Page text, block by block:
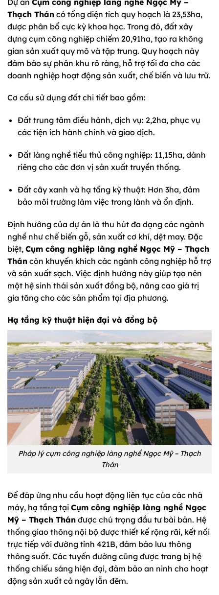
Thạch Thán có tổng diện tích quy hoạch là 23,53ha,
được phân bổ cực kỳ khoa học. Trong đó, đất xây
dựng cụm công nghiệp chiếm 20,91ha, tạo ra không
gian sản xuất quy mô và tập trung. Quy hoạch này
đảm bảo sự phân khu rõ ràng, hỗ trợ tối đa cho các
doanh nghiệp hoạt động sản xuất, chế biến và lưu trữ.
Cơ cấu sử dụng đất chi tiết bao gồm:
Đất trung tâm điều hành, dịch vụ: 2,2ha, phục vụ
các tiện ích hành chính và giao dịch.
Đất làng nghề tiểu thủ công nghiệp: 11,15ha, dành
riêng cho các đơn vị sản xuất truyền thống.
Đất cây xanh và hạ tầng kỹ thuật: Hơn 3ha, đảm
bảo môi trường làm việc trong lành và ổn định.
Định hướng của dự án là thu hút đa dạng các ngành
nghề như chế biến gỗ, sản xuất cơ khí, dệt may. Đặc
biệt, Cụm công nghiệp làng nghề Ngọc Mỹ – Thạch
Thán còn khuyến khích các ngành công nghiệp hỗ trợ
và sản xuất sạch. Việc định hướng này giúp tạo nên
một hệ sinh thái sản xuất đồng bộ, nâng cao giá trị
gia tăng cho các sản phẩm tại địa phương.
Hạ tầng kỹ thuật hiện đại và đồng bộ
Pháp lý cụm công nghiệp làng nghề Ngọc Mỹ – Thạch
Thán
Để đáp ứng nhu cầu hoạt động liên tục của các nhà
máy, hạ tầng tại Cụm công nghiệp làng nghề Ngọc
Mỹ – Thạch Thán được chú trọng đầu tư bài bản. Hệ
thống giao thông nội bộ được thiết kế rộng rãi, kết nối
trực tiếp với đường tỉnh 421B, đảm bảo lưu thông
thông suốt. Các tuyến đường cũng được trang bị hệ
thống chiếu sáng hiện đại, đảm bảo an ninh cho hoạt
động sản xuất cả ngày lẫn đêm.